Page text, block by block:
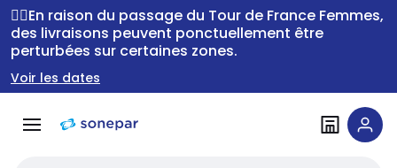
Passer à la
navigation
Passer
au
contenu
🚴‍♂️En raison du passage du Tour de France Femmes,
des livraisons peuvent ponctuellement être
perturbées sur certaines zones.
Voir les dates